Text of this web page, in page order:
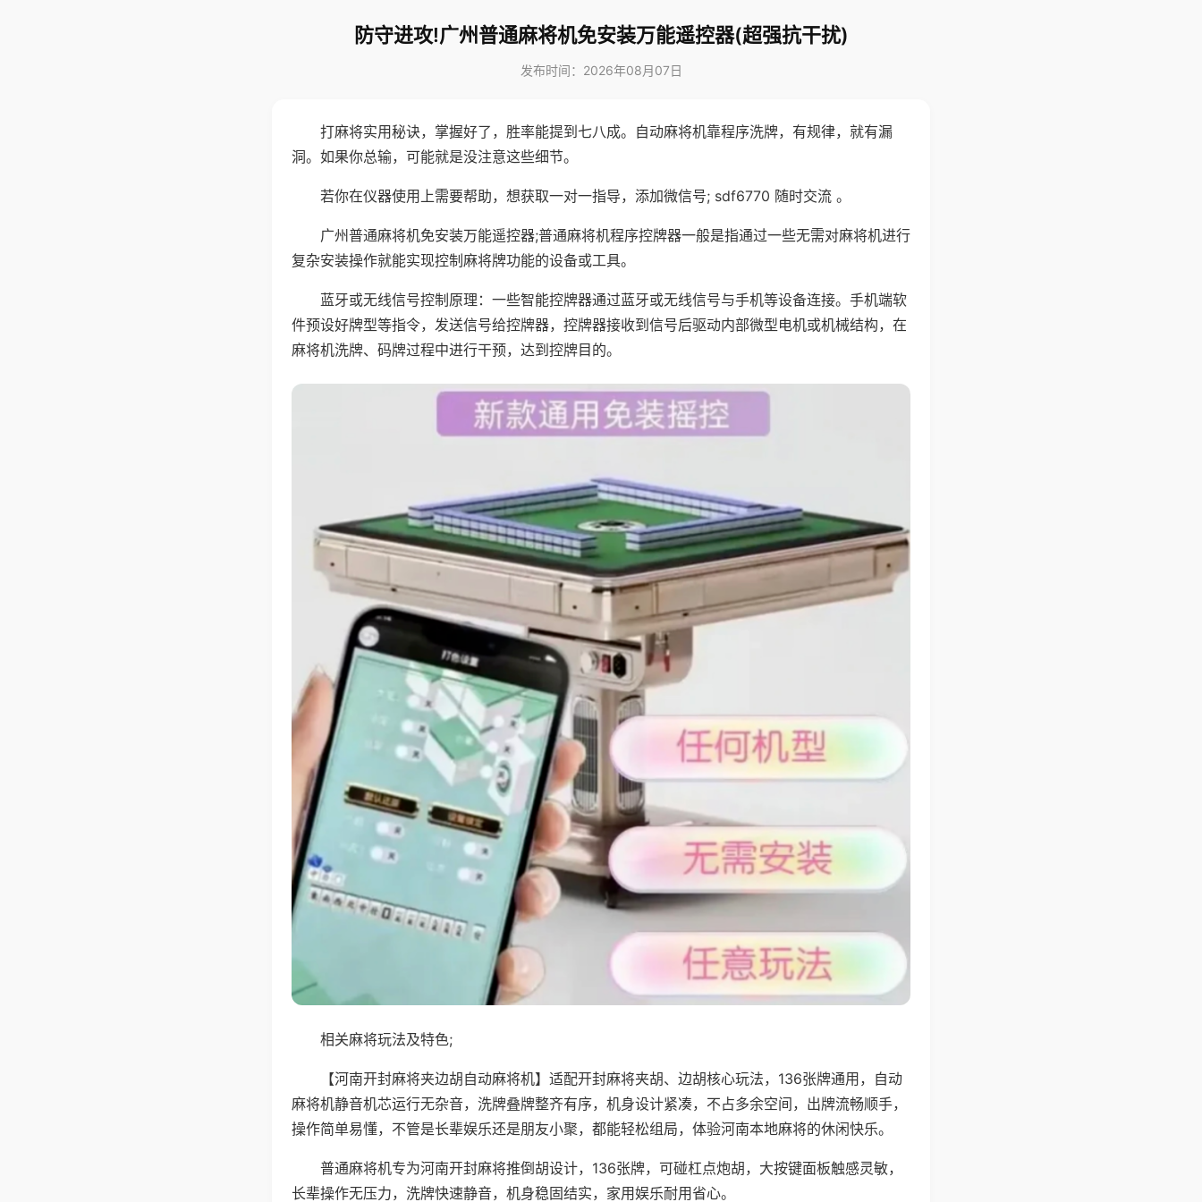
防守进攻!广州普通麻将机免安装万能遥控器(超强抗干扰)
发布时间：2026年08月07日
打麻将实用秘诀，掌握好了，胜率能提到七八成。自动麻将机靠程序洗牌，有规律，就有漏
洞。如果你总输，可能就是没注意这些细节。
若你在仪器使用上需要帮助，想获取一对一指导，添加微信号; sdf6770 随时交流 。
广州普通麻将机免安装万能遥控器;普通麻将机程序控牌器一般是指通过一些无需对麻将机进行
复杂安装操作就能实现控制麻将牌功能的设备或工具。
蓝牙或无线信号控制原理：一些智能控牌器通过蓝牙或无线信号与手机等设备连接。手机端软
件预设好牌型等指令，发送信号给控牌器，控牌器接收到信号后驱动内部微型电机或机械结构，在
麻将机洗牌、码牌过程中进行干预，达到控牌目的。
相关麻将玩法及特色;
【河南开封麻将夹边胡自动麻将机】适配开封麻将夹胡、边胡核心玩法，136张牌通用，自动
麻将机静音机芯运行无杂音，洗牌叠牌整齐有序，机身设计紧凑，不占多余空间，出牌流畅顺手，
操作简单易懂，不管是长辈娱乐还是朋友小聚，都能轻松组局，体验河南本地麻将的休闲快乐。
普通麻将机专为河南开封麻将推倒胡设计，136张牌，可碰杠点炮胡，大按键面板触感灵敏，
长辈操作无压力，洗牌快速静音，机身稳固结实，家用娱乐耐用省心。